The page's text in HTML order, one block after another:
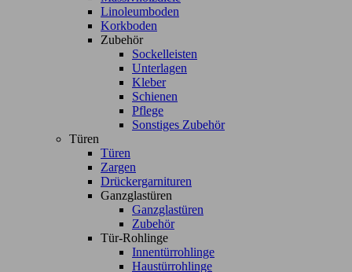
Linoleumboden
Korkboden
Zubehör
Sockelleisten
Unterlagen
Kleber
Schienen
Pflege
Sonstiges Zubehör
Türen
Türen
Zargen
Drückergarnituren
Ganzglastüren
Ganzglastüren
Zubehör
Tür-Rohlinge
Innentürrohlinge
Haustürrohlinge